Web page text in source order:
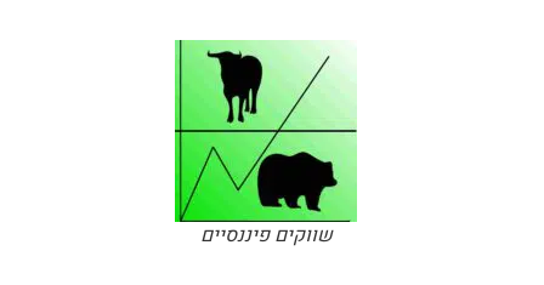
שווקים פיננסיים